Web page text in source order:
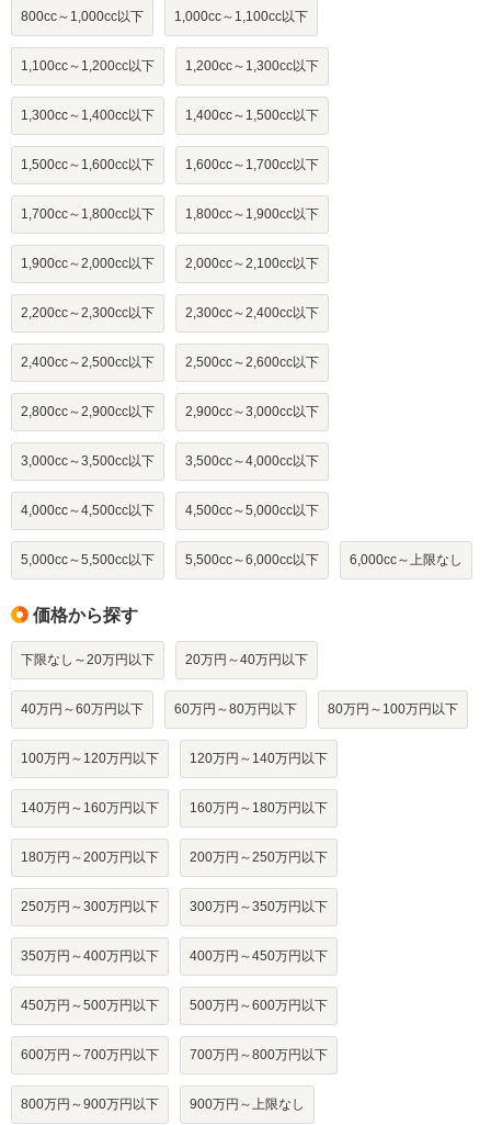
800cc～1,000cc以下 1,000cc～1,100cc以下
1,100cc～1,200cc以下 1,200cc～1,300cc以下
1,300cc～1,400cc以下 1,400cc～1,500cc以下
1,500cc～1,600cc以下 1,600cc～1,700cc以下
1,700cc～1,800cc以下 1,800cc～1,900cc以下
1,900cc～2,000cc以下 2,000cc～2,100cc以下
2,200cc～2,300cc以下 2,300cc～2,400cc以下
2,400cc～2,500cc以下 2,500cc～2,600cc以下
2,800cc～2,900cc以下 2,900cc～3,000cc以下
3,000cc～3,500cc以下 3,500cc～4,000cc以下
4,000cc～4,500cc以下 4,500cc～5,000cc以下
5,000cc～5,500cc以下 5,500cc～6,000cc以下 6,000cc～上限なし
価格から探す
下限なし～20万円以下 20万円～40万円以下
40万円～60万円以下 60万円～80万円以下 80万円～100万円以下
100万円～120万円以下 120万円～140万円以下
140万円～160万円以下 160万円～180万円以下
180万円～200万円以下 200万円～250万円以下
250万円～300万円以下 300万円～350万円以下
350万円～400万円以下 400万円～450万円以下
450万円～500万円以下 500万円～600万円以下
600万円～700万円以下 700万円～800万円以下
800万円～900万円以下 900万円～上限なし